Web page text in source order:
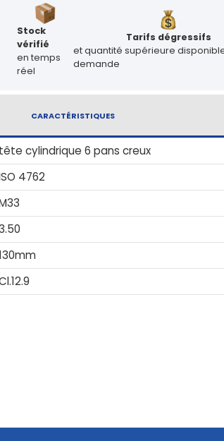
Stock
vérifié
en temps
réel
Tarifs dégressifs
et quantité supérieure
demande
CARACTÉRISTIQUES
tête cylindrique 6 pans creux
4762